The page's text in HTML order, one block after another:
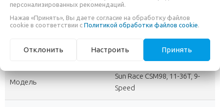
Каретка ?
Prowheel BB73, внешние
подшипники
Система шатунов Prowheel CHARM-TT, 32T
Модель
Sun Race CSM98, 11-36T, 9-
Speed
персонализированных рекомендаций.
Нажав «Принять», Вы даете согласие на обработку файлов
cookie в соответствии с Политикой обработки файлов cookie
Отклонить Настроить Принять